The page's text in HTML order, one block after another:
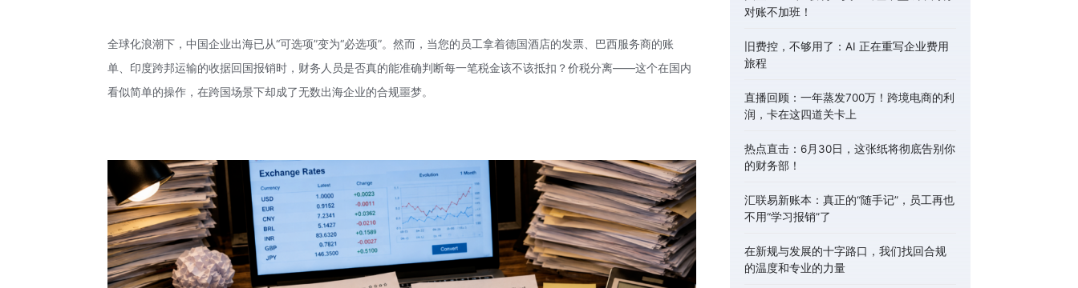
全球化浪潮下，中国企业出海已从“可选项”变为“必选项”。然而，当您的员工拿着德国酒店的发票、巴西服务商的账
单、印度跨邦运输的收据回国报销时，财务人员是否真的能准确判断每一笔税金该不该抵扣？价税分离——这个在国内
看似简单的操作，在跨国场景下却成了无数出海企业的合规噩梦。
对账不加班！
旧费控，不够用了：AI 正在重写企业费用
旅程
直播回顾：一年蒸发700万！跨境电商的利
润，卡在这四道关卡上
热点直击：6月30日，这张纸将彻底告别你
的财务部！
汇联易新账本：真正的“随手记”，员工再也
不用“学习报销”了
在新规与发展的十字路口，我们找回合规
的温度和专业的力量